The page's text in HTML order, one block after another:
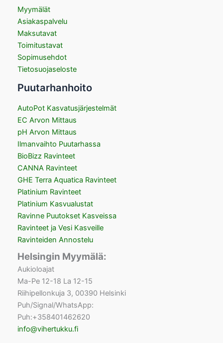
Myymälät
Asiakaspalvelu
Maksutavat
Toimitustavat
Sopimusehdot
Tietosuojaseloste
Puutarhanhoito
AutoPot Kasvatusjärjestelmät
EC Arvon Mittaus
pH Arvon Mittaus
Ilmanvaihto Puutarhassa
BioBizz Ravinteet
CANNA Ravinteet
GHE Terra Aquatica Ravinteet
Platinium Ravinteet
Platinium Kasvualustat
Ravinne Puutokset Kasveissa
Ravinteet ja Vesi Kasveille
Ravinteiden Annostelu
Helsingin Myymälä:
Aukioloajat
Ma-Pe 12-18 La 12-15
Riihipellonkuja 3, 00390 Helsinki
Puh/Signal/WhatsApp:
Puh:+358401462620
info@vihertukku.fi